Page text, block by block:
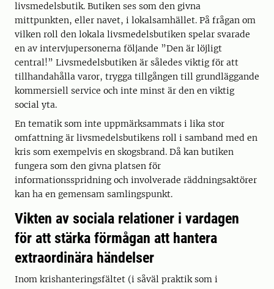
livsmedelsbutik. Butiken ses som den givna
mittpunkten, eller navet, i lokalsamhället. På frågan om
vilken roll den lokala livsmedelsbutiken spelar svarade
en av intervjupersonerna följande ”Den är löjligt
central!” Livsmedelsbutiken är således viktig för att
tillhandahålla varor, trygga tillgången till grundläggande
kommersiell service och inte minst är den en viktig
social yta.
En tematik som inte uppmärksammats i lika stor
omfattning är livsmedelsbutikens roll i samband med en
kris som exempelvis en skogsbrand. Då kan butiken
fungera som den givna platsen för
informationsspridning och involverade räddningsaktörer
kan ha en gemensam samlingspunkt.
Vikten av sociala relationer i vardagen
för att stärka förmågan att hantera
extraordinära händelser
Inom krishanteringsfältet (i såväl praktik som i